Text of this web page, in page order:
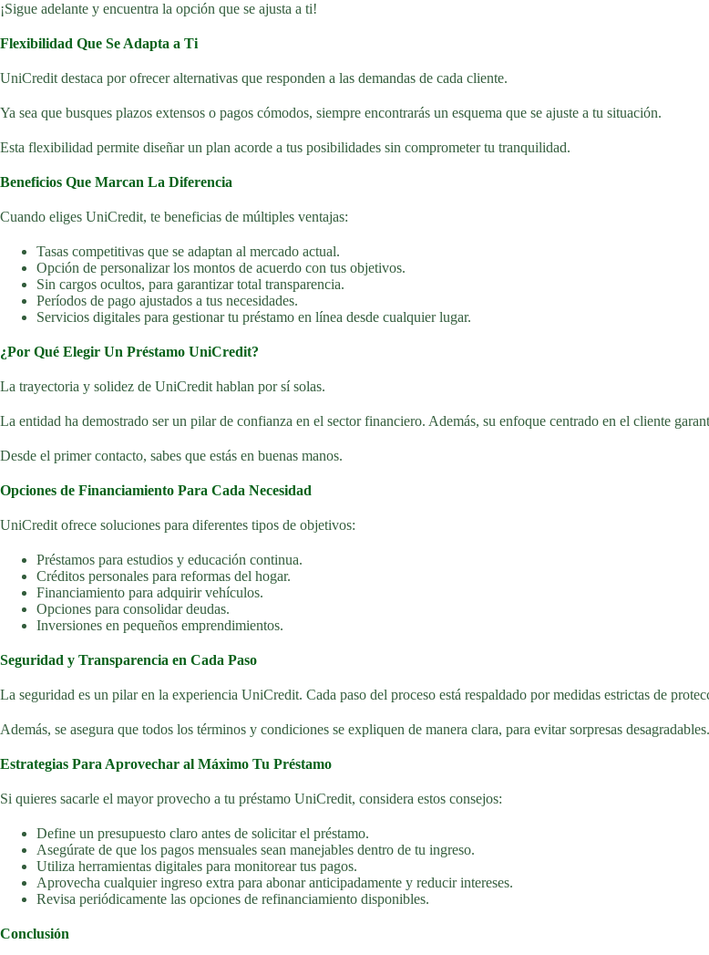
¡Sigue adelante y encuentra la opción que se ajusta a ti!
Flexibilidad Que Se Adapta a Ti
UniCredit destaca por ofrecer alternativas que responden a las demandas de cada cliente.
Ya sea que busques plazos extensos o pagos cómodos, siempre encontrarás un esquema que se ajuste a tu situación.
Esta flexibilidad permite diseñar un plan acorde a tus posibilidades sin comprometer tu tranquilidad.
Beneficios Que Marcan La Diferencia
Cuando eliges UniCredit, te beneficias de múltiples ventajas:
Tasas competitivas que se adaptan al mercado actual.
Opción de personalizar los montos de acuerdo con tus objetivos.
Sin cargos ocultos, para garantizar total transparencia.
Períodos de pago ajustados a tus necesidades.
Servicios digitales para gestionar tu préstamo en línea desde cualquier lugar.
¿Por Qué Elegir Un Préstamo UniCredit?
La trayectoria y solidez de UniCredit hablan por sí solas.
La entidad ha demostrado ser un pilar de confianza en el sector financiero. Además, su enfoque centrado en el cliente
Desde el primer contacto, sabes que estás en buenas manos.
Opciones de Financiamiento Para Cada Necesidad
UniCredit ofrece soluciones para diferentes tipos de objetivos:
Préstamos para estudios y educación continua.
Créditos personales para reformas del hogar.
Financiamiento para adquirir vehículos.
Opciones para consolidar deudas.
Inversiones en pequeños emprendimientos.
Seguridad y Transparencia en Cada Paso
La seguridad es un pilar en la experiencia UniCredit. Cada paso del proceso está respaldado por medidas estrictas de
Además, se asegura que todos los términos y condiciones se expliquen de manera clara, para evitar sorpresas desagradables.
Estrategias Para Aprovechar al Máximo Tu Préstamo
Si quieres sacarle el mayor provecho a tu préstamo UniCredit, considera estos consejos:
Define un presupuesto claro antes de solicitar el préstamo.
Asegúrate de que los pagos mensuales sean manejables dentro de tu ingreso.
Utiliza herramientas digitales para monitorear tus pagos.
Aprovecha cualquier ingreso extra para abonar anticipadamente y reducir intereses.
Revisa periódicamente las opciones de refinanciamiento disponibles.
Conclusión